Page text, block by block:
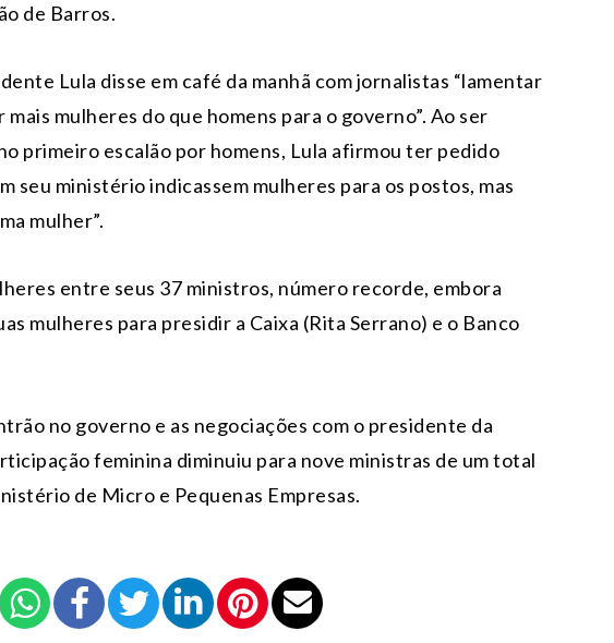
de Barros.
Lula disse em café da manhã com jornalistas “lamentar
mulheres do que homens para o governo”. Ao ser
primeiro escalão por homens, Lula afirmou ter pedido
seu ministério indicassem mulheres para os postos, mas
mulher”.
entre seus 37 ministros, número recorde, embora
mulheres para presidir a Caixa (Rita Serrano) e o Banco
no governo e as negociações com o presidente da
feminina diminuiu para nove ministras de um total
de Micro e Pequenas Empresas.